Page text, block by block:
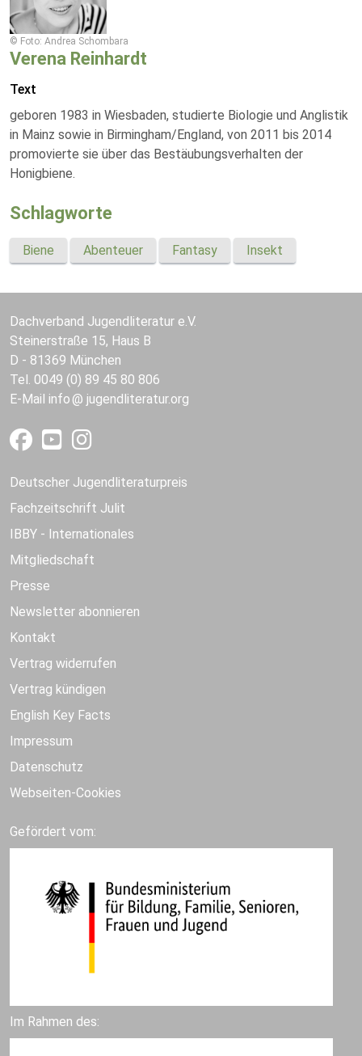
© Foto: Andrea Schombara
Verena Reinhardt
Text
geboren 1983 in Wiesbaden, studierte Biologie und Anglistik
in Mainz sowie in Birmingham/England, von 2011 bis 2014
promovierte sie über das Bestäubungsverhalten der
Honigbiene.
Schlagworte
Biene Abenteuer Fantasy Insekt
Dachverband Jugendliteratur e.V.
Steinerstraße 15, Haus B
D - 81369 München
Tel. 0049 (0) 89 45 80 806
E-Mail info jugendliteratur.org
Deutscher Jugendliteraturpreis
Fachzeitschrift Julit
IBBY - Internationales
Mitgliedschaft
Presse
Newsletter abonnieren
Kontakt
Vertrag widerrufen
Vertrag kündigen
English Key Facts
Impressum
Datenschutz
Webseiten-Cookies
Gefördert vom:
Im Rahmen des: